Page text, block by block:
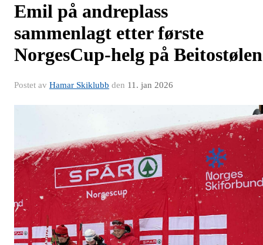
Emil på andreplass
sammenlagt etter første
NorgesCup-helg på Beitostølen
Postet av Hamar Skiklubb den 11. jan 2026